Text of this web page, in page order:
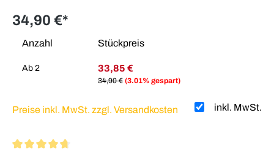
34,90 €*
Anzahl Stückpreis
Ab 2 33,85 €
34,90 € (3.01% gespart)
inkl. MwSt.
Preise inkl. MwSt. zzgl. Versandkosten